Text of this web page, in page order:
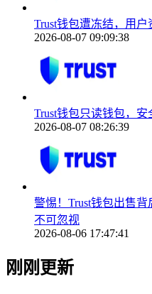
Trust钱包遭冻结，用
2026-08-07 09:09:38
Trust钱包只读钱包，
2026-08-07 08:26:39
警惕！Trust钱包出售
不可忽视
2026-08-06 17:47:41
刚刚更新